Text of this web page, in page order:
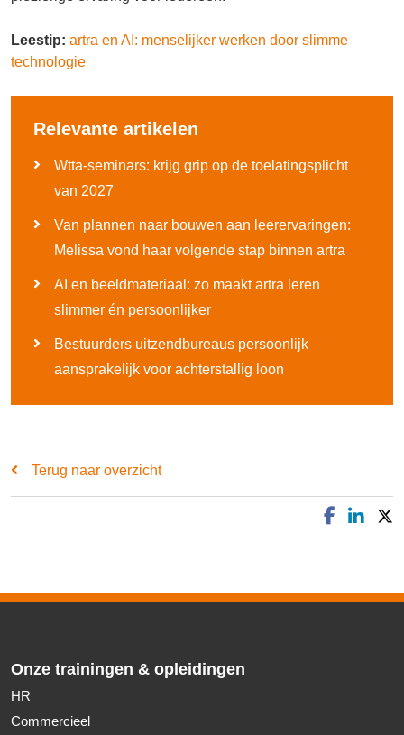
Leestip: artra en AI: menselijker werken door slimme
technologie
Relevante artikelen
Wtta-seminars: krijg grip op de toelatingsplicht
van 2027
Van plannen naar bouwen aan leerervaringen:
Melissa vond haar volgende stap binnen artra
AI en beeldmateriaal: zo maakt artra leren
slimmer én persoonlijker
Bestuurders uitzendbureaus persoonlijk
aansprakelijk voor achterstallig loon
Terug naar overzicht
Onze trainingen & opleidingen
HR
Commercieel